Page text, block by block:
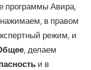
программы Авира,
в правом
режим, и
, делаем
и в